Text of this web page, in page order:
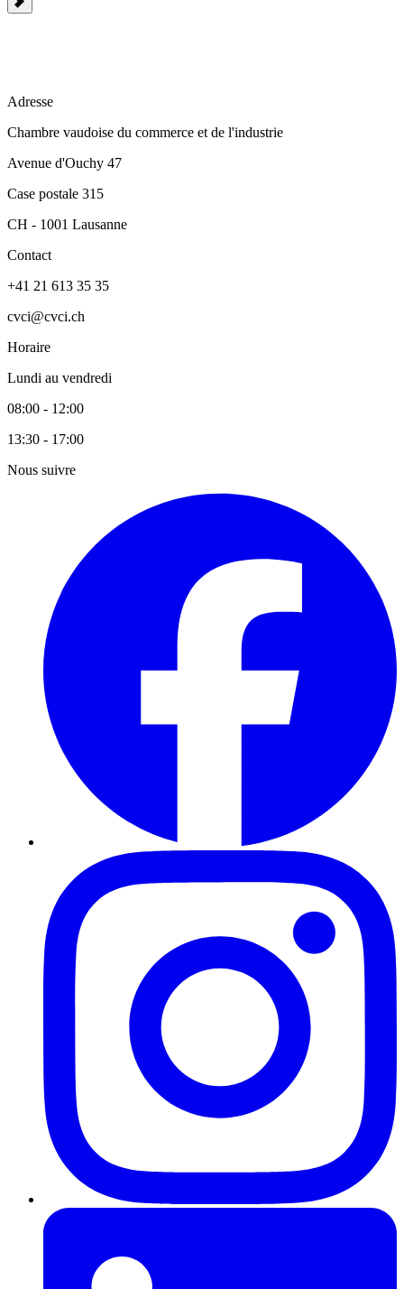
Adresse
Chambre vaudoise du commerce et de l'industrie
Avenue d'Ouchy 47
Case postale 315
CH - 1001 Lausanne
Contact
+41 21 613 35 35
cvci@cvci.ch
Horaire
Lundi au vendredi
08:00 - 12:00
13:30 - 17:00
Nous suivre